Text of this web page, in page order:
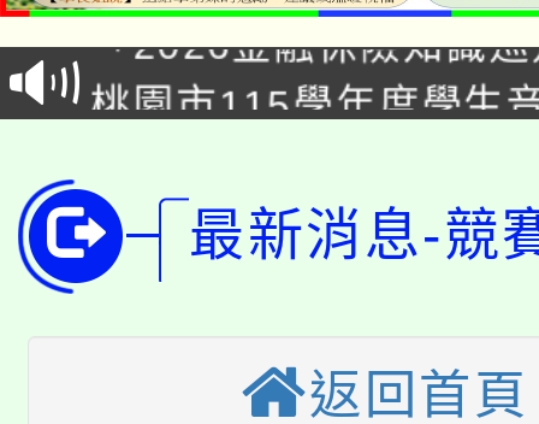
代理(課)教師甄選結果(
「2026金融保險知識
車」活動
桃園市115學年度學生
代理(課)教師甄選結果(
公告本校115學年度第
代理(課)教師甄選結果(
轉知中國文化大學推廣
《TA101》溝通分析基
程，歡迎學生輔導中心
轉知苗栗縣政府辦理
縣市「校園短影音徵
桃園市115學年度學生
最新消息-競
返回首頁